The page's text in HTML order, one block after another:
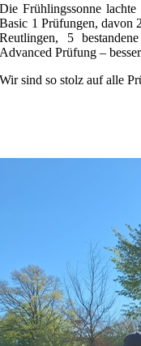
Die Frühlingssonne
Basic 1 Prüfungen, davon
Reutlingen, 5
Advanced Prüfung –
Wir sind so stolz auf alle